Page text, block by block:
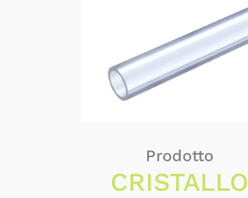
Prodotto
CRISTALLO